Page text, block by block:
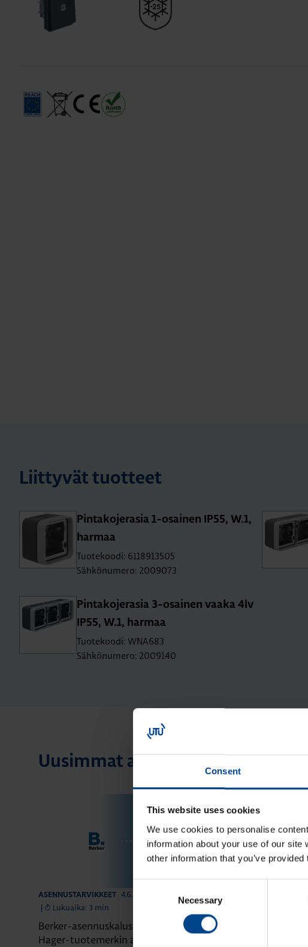
Consent
This website uses cookies
We use cookies to personalise
information about your use of our
other information that you’ve
Consent
Necessary
Liittyvät tuotteet
Pin­ta­ko­je­ra­sia 1-osai­nen IP55, W.1,
har­maa
Tuotekoodi: 6118913505
Sähkönumero: 2009073
Pin­ta­ko­je­ra­sia 3-osai­nen vaaka 4lv
IP55, W.1, har­maa
Tuotekoodi: WNA683
Sähkönumero: 2009140
Uusimmat artikkelit aiheesta
ASENNUSTARVIKKEET
4.6.2026
|
Lukuaika: 3 min
Berker-asennuskalusteet siirtyvät
Hager-tuotemerkin alle
Domovea – älykodin